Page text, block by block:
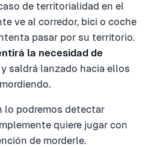
de territorialidad en el
ve al corredor, bici o coche
pasar por su territorio.
la necesidad de
y saldrá lanzado hacia ellos
lo podremos detectar
quiere jugar con
de morderle.